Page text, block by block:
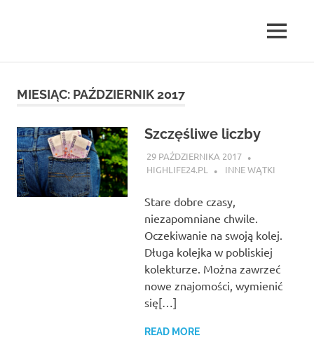
MENU
MIESIĄC: PAŹDZIERNIK 2017
Szczęśliwe liczby
29 PAŹDZIERNIKA 2017
HIGHLIFE24.PL
INNE WĄTKI
Stare dobre czasy,
niezapomniane chwile.
Oczekiwanie na swoją kolej.
Długa kolejka w pobliskiej
kolekturze. Można zawrzeć
nowe znajomości, wymienić
się[…]
READ MORE